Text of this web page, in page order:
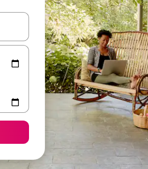
navegar usando las teclas de las flechas